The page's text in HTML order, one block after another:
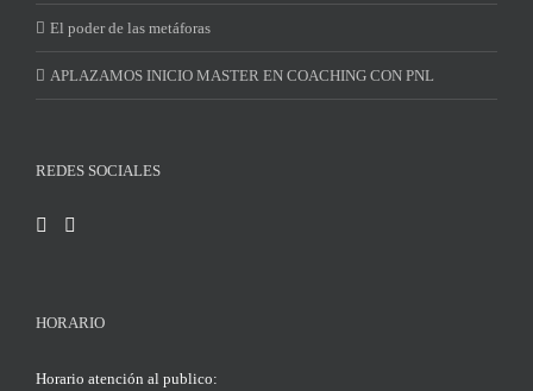
El poder de las metáforas
APLAZAMOS INICIO MASTER EN COACHING CON PNL
REDES SOCIALES
HORARIO
Horario atención al publico: